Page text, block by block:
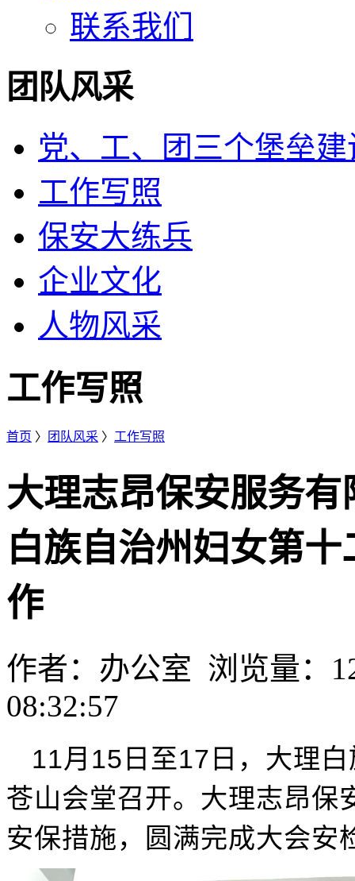
联系我们
团队风采
党、工、团三个堡垒建
工作写照
保安大练兵
企业文化
人物风采
工作写照
首页 〉 团队风采 〉 工作写照
大理志昂保安服务
白族自治州妇女第
作
作者：办公室 浏览量：
08:32:57
11月15日至17日，大理
苍山会堂召开。大理志昂保
安保措施，圆满完成大会